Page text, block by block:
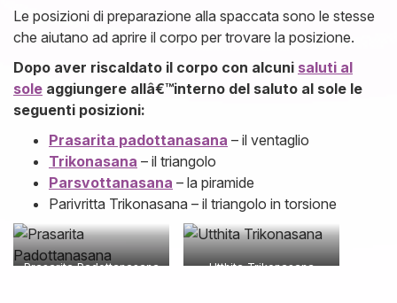
Le posizioni di preparazione alla spaccata sono le stesse
che aiutano ad aprire il corpo per trovare la posizione.
Dopo aver riscaldato il corpo con alcuni saluti al
sole aggiungere allâ€™interno del saluto al sole le
seguenti posizioni:
Prasarita padottanasana – il ventaglio
Trikonasana – il triangolo
Parsvottanasana – la piramide
Parivritta Trikonasana – il triangolo in torsione
Prasarita Padottanasana Utthita Trikonasana